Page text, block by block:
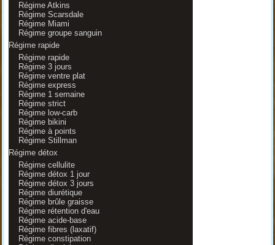
Régime Atkins
Régime Scarsdale
Régime Miami
Régime groupe sanguin
Régime rapide
Régime rapide
Régime 3 jours
Régime ventre plat
Régime express
Régime 1 semaine
Régime strict
Régime low-carb
Régime bikini
Régime à points
Régime Stillman
Régime détox
Régime cellulite
Régime détox 1 jour
Régime détox 3 jours
Régime diurétique
Régime brûle graisse
Régime rétention d'eau
Régime acide-base
Régime fibres (laxatif)
Régime constipation